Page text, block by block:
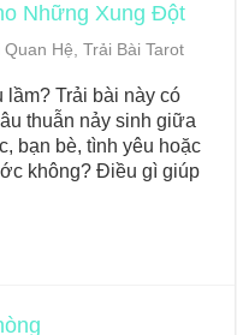
Những Xung Đột
Hệ,Trải Bài Tarot
Trải bài này có
thuẫn nảy sinh giữa
bạn bè, tình yêu hoặc
không? Điều gì giúp